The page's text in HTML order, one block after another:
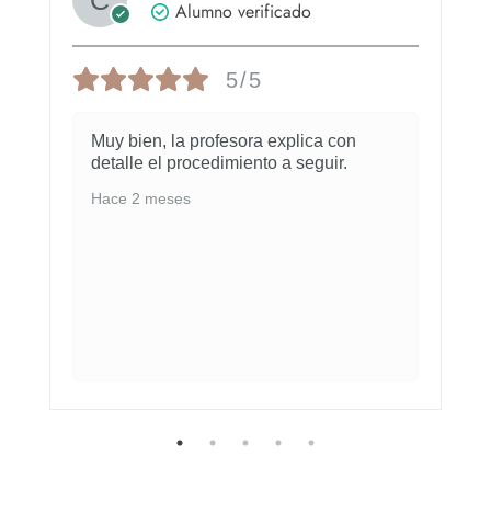
Alumno verificado
5/5
Muy bien, la profesora explica con
detalle el procedimiento a seguir.
Hace 2 meses